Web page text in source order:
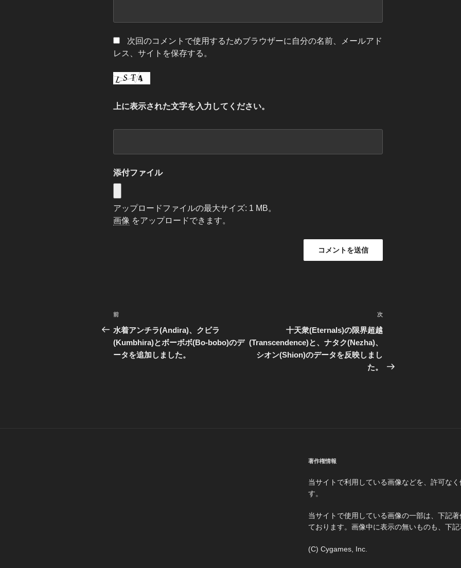
次回のコメントで使用するためブラウザーに自分の名前、メールアド
レス、サイトを保存する。
上に表示された文字を入力してください。
添付ファイル
アップロードファイルの最大サイズ: 1 MB。
画像 をアップロードできます。
投
稿
ナ
前
の
投
稿
前
水着アンチラ(Andira)、クビラ
(Kumbhira)とボーボボ(Bo-bobo)のデ
ータを追加しました。
次
の
次
十天衆(Eternals)の限界超越
(Transcendence)と、ナタク(Nezha)、
シオン(Shion)のデータを反映しまし
た。
著作権情報
当サイトで利用している画像などを、許可な
す。
当サイトで使用している画像の一部は、下記
ております。画像中に表示の無いものも、下記
(C) Cygames, Inc.